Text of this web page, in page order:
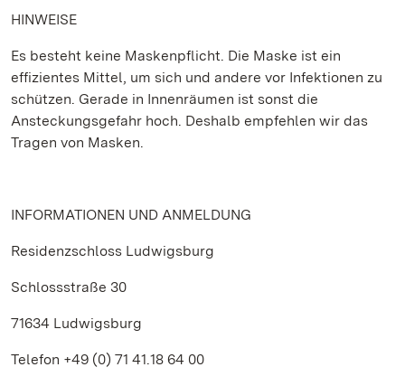
HINWEISE
Es besteht keine Maskenpflicht. Die Maske ist ein
effizientes Mittel, um sich und andere vor Infektionen zu
schützen. Gerade in Innenräumen ist sonst die
Ansteckungsgefahr hoch. Deshalb empfehlen wir das
Tragen von Masken.
INFORMATIONEN UND ANMELDUNG
Residenzschloss Ludwigsburg
Schlossstraße 30
71634 Ludwigsburg
Telefon +49 (0) 71 41.18 64 00